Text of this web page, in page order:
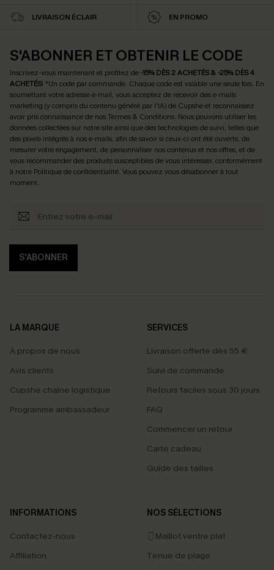
LIVRAISON ÉCLAIR EN PROMO
S'ABONNER ET OBTENIR LE CODE
Inscrivez-vous maintenant et profitez de -15% DÈS 2 ACHETÉS & -25% DÈS 4
ACHETÉS! *Un code par commande. Chaque code est valable une seule fois. En
soumettant votre adresse e-mail, vous acceptez de recevoir des e-mails
marketing (y compris du contenu généré par l'IA) de Cupshe et reconnaissez
avoir pris connaissance de nosTermes & Conditions. Nous pouvons utiliser les
données collectées sur notre site ainsi que des technologies de suivi, telles que
des pixels intégrés à nos e-mails, afin de savoir si ceux-ci ont été ouverts, de
mesurer votre engagement, de personnaliser nos contenus et nos offres, et de
vous recommander des produits susceptibles de vous intéresser, conformément
à notre Politique de confidentialité. Vous pouvez vous désabonner à tout
moment.
S'ABONNER
LA MARQUE
À propos de nous
Avis clients
Cupshe chaîne logistique
Programme ambassadeur
SERVICES
Livraison offerte dès 55 €
Suivi de commande
Retours faciles sous 30 jours
FAQ
Commencer un retour
Carte cadeau
Guide des tailles
INFORMATIONS
Contactez-nous
Affiliation
NOS SÉLECTIONS
🩱Maillot ventre plat
Tenue de plage